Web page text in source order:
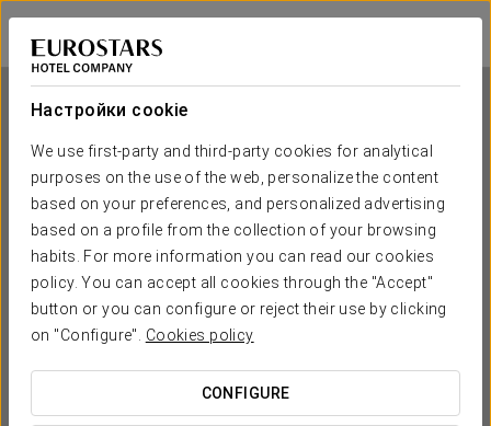
Настройки cookie
We use first-party and third-party cookies for analytical
purposes on the use of the web, personalize the content
based on your preferences, and personalized advertising
based on a profile from the collection of your browsing
habits. For more information you can read our cookies
policy. You can accept all cookies through the "Accept"
button or you can configure or reject their use by clicking
on "Configure". Cookies policy
CONFIGURE
Tandem Solera
КАДИС - ХЕРЕС-ДЕ-ЛА-ФРОНТЕРА
Tandem Solera
КАДИС - ХЕРЕС-ДЕ-ЛА-ФРОНТЕРА